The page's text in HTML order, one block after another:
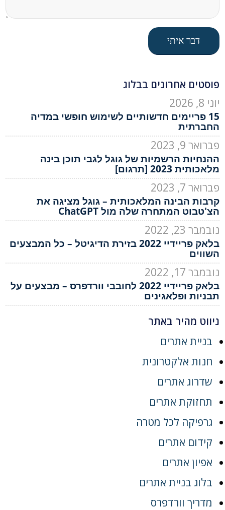
פוסטים אחרונים בבלוג
יוני 8, 2026
15 פריימים חדשותיים לשימוש חופשי במדיה
החברתית
פברואר 9, 2023
ההנחיות הרשמיות של גוגל לגבי תוכן בינה
מלאכותית 2023 [תרגום]
פברואר 7, 2023
קרבות הבינה המלאכותית – גוגל מציגה את
הצ'טבוט המתחרה שלה מול ChatGPT
נובמבר 23, 2022
בלאק פריידיי 2022 בזירת הדיגיטל – כל המבצעים
השווים
נובמבר 17, 2022
בלאק פריידיי 2022 לחובבי וורדפרס – מבצעים על
תבניות ופלאגינים
ניווט מהיר באתר
בניית אתרים
חנות אלקטרונית
שדרוג אתרים
תחזוקת אתרים
גרפיקה לכל מטרה
קידום אתרים
אפיון אתרים
בלוג בניית אתרים
מדריך וורדפרס